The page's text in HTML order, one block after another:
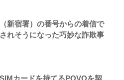
新宿署）の番号からの着信で
れそうになった巧妙な詐欺事
カードを持てるPOVOを契